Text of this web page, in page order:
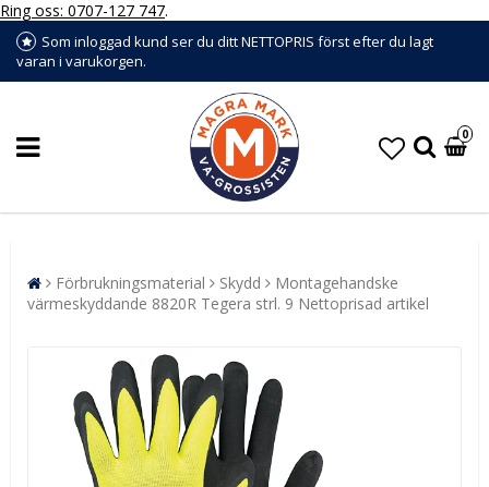
Ring oss: 0707-127 747.
Som inloggad kund ser du ditt NETTOPRIS först efter du lagt
varan i varukorgen.
0
Förbrukningsmaterial Skydd
Montagehandske
värmeskyddande 8820R Tegera strl. 9 Nettoprisad artikel